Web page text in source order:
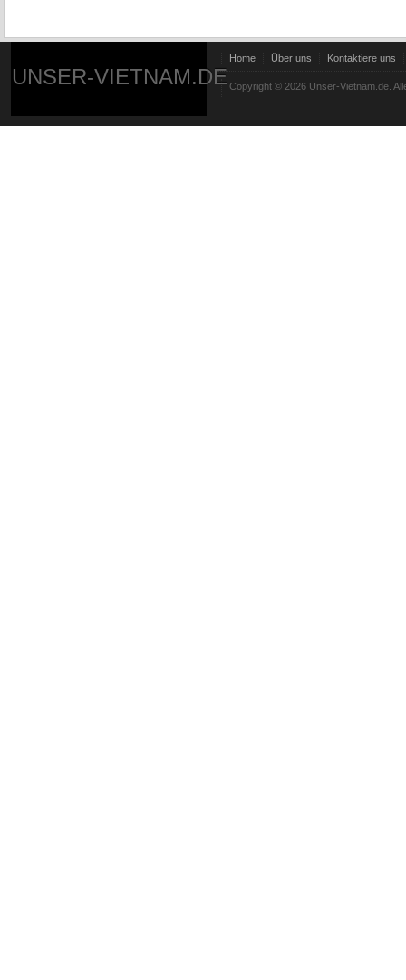
UNSER-VIETNAM.DE
Home Über uns Kontaktiere uns
Copyright © 2026 Unser-Vietnam.de.